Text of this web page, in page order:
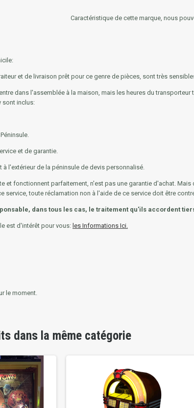
Caractéristique de cette marque, nous
et de livraison prêt pour ce genre de pièces, sont très
dans l'assemblée à la maison, mais les heures du
sont inclus:
et de garantie.
à l'extérieur de la péninsule de devis personnalisé.
et fonctionnent parfaitement, n'est pas une garantie d'achat.
service, toute réclamation non à l'aide de ce service doit être
dans tous les cas, le traitement qu'ils accordent
est d'intérêt pour vous: les Informations Ici.
le moment.
dans la même catégorie